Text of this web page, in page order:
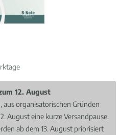
12. August
aus organisatorischen Gründen
August eine kurze Versandpause.
ab dem 13. August priorisiert